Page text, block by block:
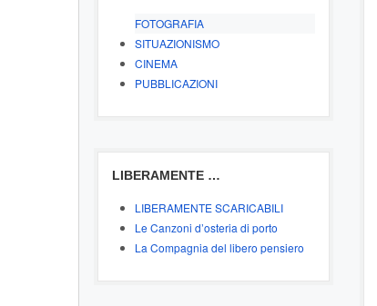
FOTOGRAFIA
SITUAZIONISMO
CINEMA
PUBBLICAZIONI
LIBERAMENTE …
LIBERAMENTE SCARICABILI
Le Canzoni d’osteria di porto
La Compagnia del libero pensiero